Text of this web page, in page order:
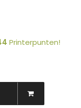
Printerpunten!